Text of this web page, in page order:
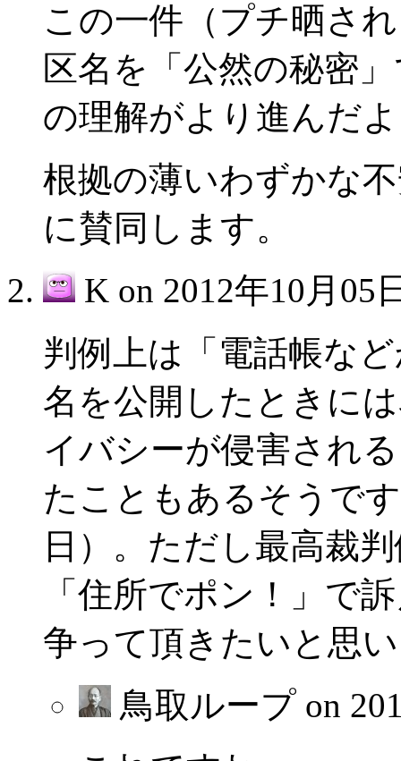
この一件（プチ晒さ
区名を「公然の秘密
の理解がより進んだ
根拠の薄いわずかな
に賛同します。
K on 2012年10月05
判例上は「電話帳な
名を公開したときに
イバシーが侵害され
たこともあるそうで
日）。ただし最高裁
「住所でポン！」で
争って頂きたいと思
鳥取ループ on